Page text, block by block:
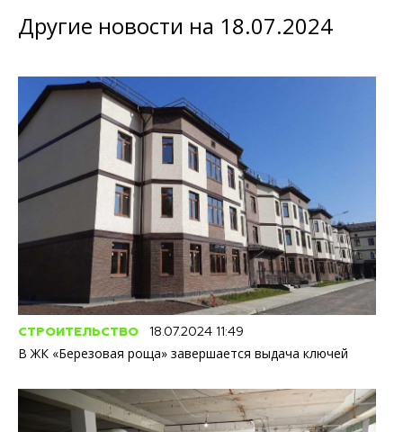
Другие новости на 18.07.2024
СТРОИТЕЛЬСТВО 18.07.2024 11:49
В ЖК «Березовая роща» завершается выдача ключей